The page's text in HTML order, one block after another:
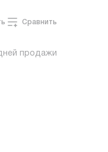
Сравнить
продажи